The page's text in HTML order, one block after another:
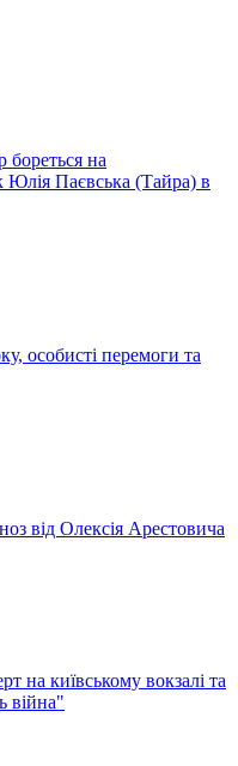
бореться на
Юлія Паєвська (Тайра) в
особисті перемоги та
від Олексія Арестовича
на київському вокзалі та
війна"